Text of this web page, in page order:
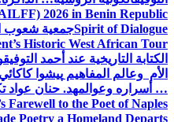
2026 in Benin Republic.
Spirit of Dialogueجمعية شعوب
Historic West African Tour
الكتابة التاريخية عند أحمد التوفيق
الأم وعالم المفاهيم پیشوا
… أسراره وعوالمهد. حنان
Farewell to the Poet of Naples
Poetry a Homeland Departs